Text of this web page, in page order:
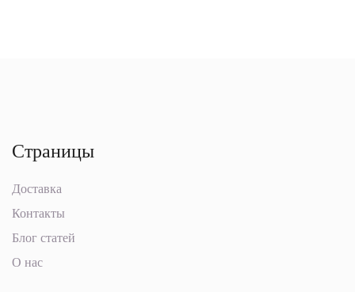
Страницы
Доставка
Контакты
Блог статей
О нас